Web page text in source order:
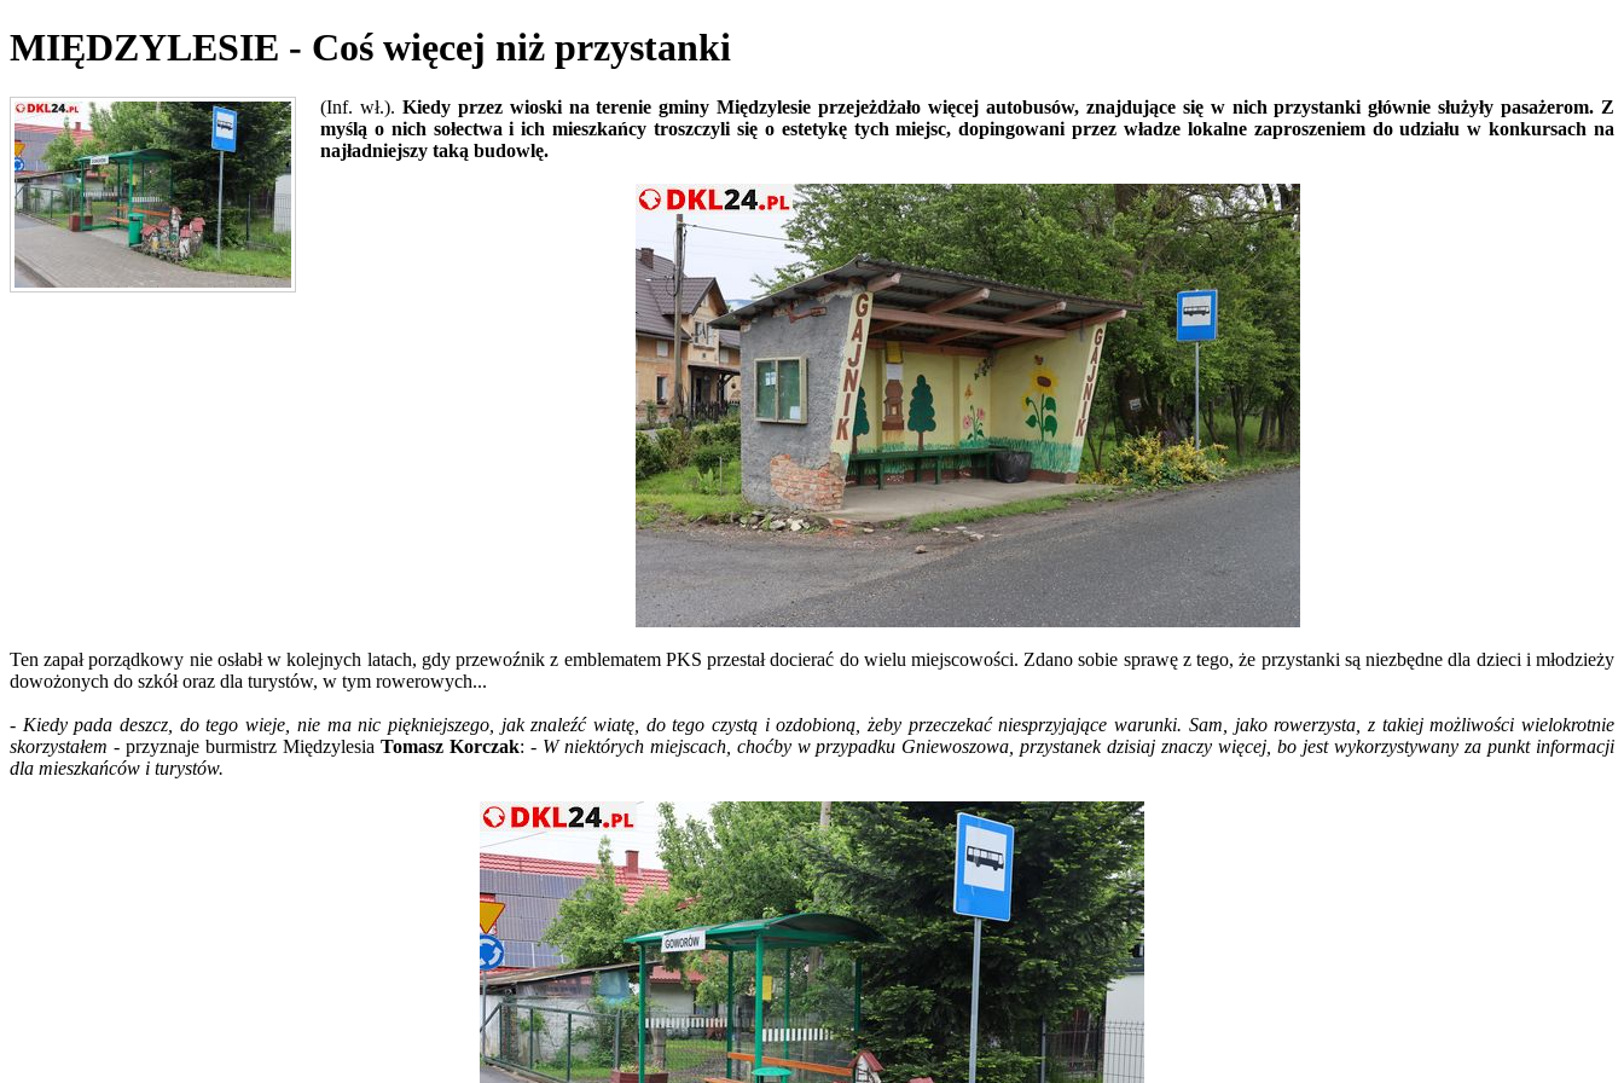
MIĘDZYLESIE - Coś więcej niż przystanki
(Inf. wł.). Kiedy przez wioski na terenie gminy Międzylesie przejeżdżało więcej autobusów, znajdujące się w nich przystanki głównie służyły pasażerom. Z
myślą o nich sołectwa i ich mieszkańcy troszczyli się o estetykę tych miejsc, dopingowani przez władze lokalne zaproszeniem do udziału w konkursach na
najładniejszy taką budowlę.
Ten zapał porządkowy nie osłabł w kolejnych latach, gdy przewoźnik z emblematem PKS przestał docierać do wielu miejscowości. Zdano sobie sprawę z tego, że przystanki są niezbędne dla dzieci i młodzieży
dowożonych do szkół oraz dla turystów, w tym rowerowych...
- Kiedy pada deszcz, do tego wieje, nie ma nic piękniejszego, jak znaleźć wiatę, do tego czystą i ozdobioną, żeby przeczekać niesprzyjające warunki. Sam, jako rowerzysta, z takiej możliwości wielokrotnie
skorzystałem - przyznaje burmistrz Międzylesia Tomasz Korczak: - W niektórych miejscach, choćby w przypadku Gniewoszowa, przystanek dzisiaj znaczy więcej, bo jest wykorzystywany za punkt informacji
dla mieszkańców i turystów.